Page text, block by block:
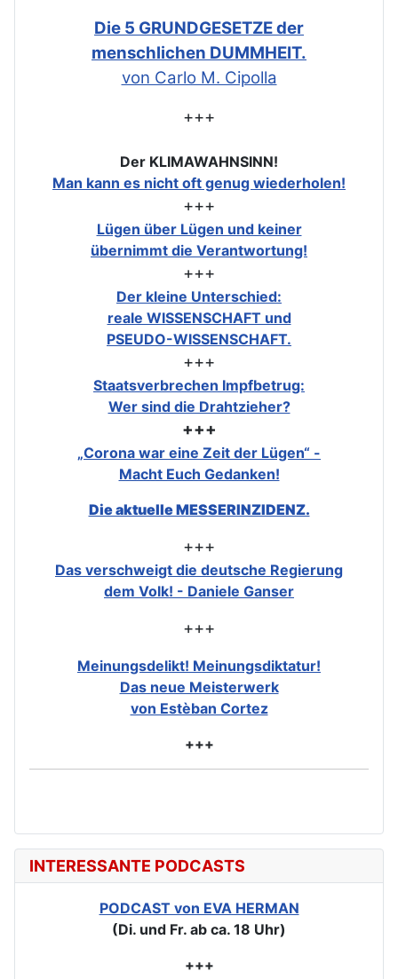
Die 5 GRUNDGESETZE der
menschlichen DUMMHEIT.
von Carlo M. Cipolla
+++
Der KLIMAWAHNSINN!
Man kann es nicht oft genug wiederholen!
+++
Lügen über Lügen und keiner
übernimmt die Verantwortung!
+++
Der kleine Unterschied:
reale WISSENSCHAFT und
PSEUDO-WISSENSCHAFT.
+++
Staatsverbrechen Impfbetrug:
Wer sind die Drahtzieher?
+++
„Corona war eine Zeit der Lügen“ -
Macht Euch Gedanken!
Die aktuelle MESSERINZIDENZ.
+++
Das verschweigt die deutsche Regierung
dem Volk! - Daniele Ganser
+++
Meinungsdelikt! Meinungsdiktatur!
Das neue Meisterwerk
von Estèban Cortez
+++
INTERESSANTE PODCASTS
PODCAST von EVA HERMAN
(Di. und Fr. ab ca. 18 Uhr)
+++